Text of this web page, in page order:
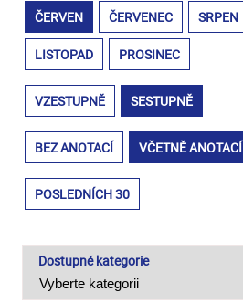
ČERVEN ČERVENEC SRPEN
LISTOPAD PROSINEC
VZESTUPNĚ SESTUPNĚ
BEZ ANOTACÍ VČETNĚ ANOTACÍ
POSLEDNÍCH 30
Dostupné kategorie